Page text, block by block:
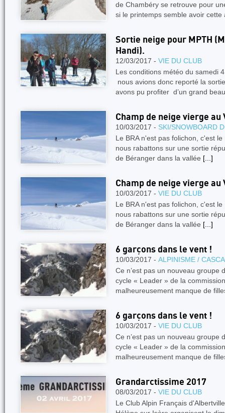
de Chambéry se retrouve pour
si le printemps semble avoir
Sortie neige pour MPTH
Handi).
12/03/2017 - VIE DU CLUB
Les conditions météo du samedi
nous avions donc reporté la
avons pu profiter d’un grand
Champ de neige vierge au
10/03/2017 - SKI/SNOWBOARD
Le BRA n'est pas folichon, c'est
nous rabattons sur une sortie
de Béranger dans la vallée [...]
Champ de neige vierge au
10/03/2017 - VIE DU CLUB
Le BRA n'est pas folichon, c'est
nous rabattons sur une sortie
de Béranger dans la vallée [...]
6 garçons dans le vent !
10/03/2017 - ALPINISME /
Ce n’est pas un nouveau groupe
cycle « Leader » de la
malheureusement manque de
6 garçons dans le vent !
10/03/2017 - VIE DU CLUB
Ce n’est pas un nouveau groupe
cycle « Leader » de la
malheureusement manque de
Grandarctissime 2017
08/03/2017 - VIE DU CLUB
Le Club Alpin Français